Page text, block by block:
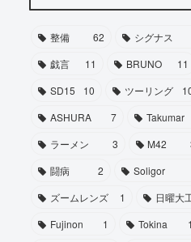
整備 62 シグナス
戯言
11 BRUNO 11
SD15
10 ツーリング
ASHURA
7 Takumar
ラーメン
3 M42
闘病
2 Soligor
ズームレンズ
1 日曜大
Fujinon
1 Tokina 1